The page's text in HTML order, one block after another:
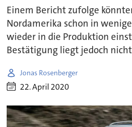
Einem Bericht zufolge
Nordamerika schon in
wieder in die Produktion
Bestätigung liegt jedoch
Jonas Rosenberger
22. April 2020